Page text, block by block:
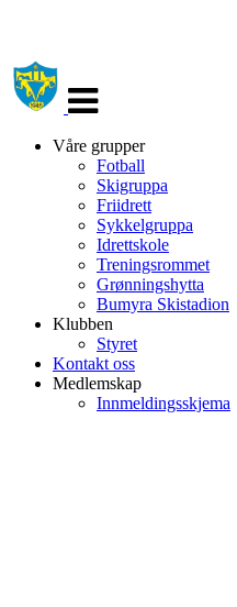
navigasjon
Våre grupper
Fotball
Skigruppa
Friidrett
Sykkelgruppa
Idrettskole
Treningsrommet
Grønningshytta
Bumyra Skistadion
Klubben
Styret
Kontakt oss
Medlemskap
Innmeldingsskjema